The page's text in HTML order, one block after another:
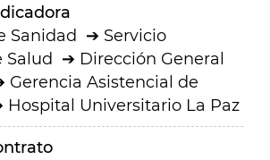
Sanidad
Servicio
Salud
Dirección General
Gerencia Asistencial de
Hospital Universitario La Paz